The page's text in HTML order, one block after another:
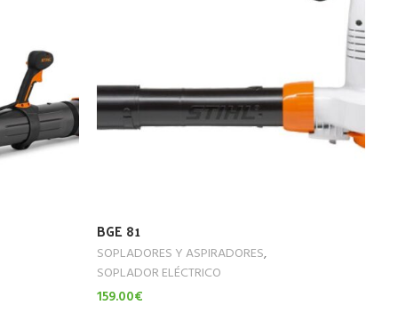
BGE 81
SOPLADORES Y ASPIRADORES,
SOPLADOR ELÉCTRICO
159.00€